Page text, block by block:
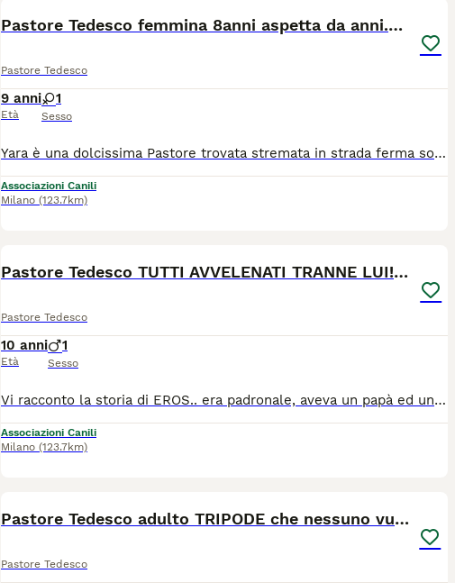
Pastore Tedesco femmina 8anni aspetta da anni.NAPO
Pastore Tedesco
9 anni
Età
1
Sesso
Yara è una dolcissima Pastore trovata stremata in strada ferma sotto il sole...qualcuno avrà aperto la portiera e l ha scaraventato giù dall auto..come spesso accade e ci capita di assistere. L abbiamo recuperata e rimessa in forza, vaccinata e sterilizzata. Ora Yara è tristemente ospite in un box ..mica potevamo rimetterla in strada a rischio di investimento e maltrattamento.. Vorremmo per lei che è molto dolce,buona con tutti, ubbidiente e sana una buona famiglia per la vita..se lo merita..non facciamola vivere ed invecchiare senza conoscere l affetto di un padrone. Si trova a Napoli ed arriva in tutto il centro nord in staffetta previo iter di preaffido. Ida ******
Associazioni Canili
Milano (123.7km)
Pastore Tedesco TUTTI AVVELENATI TRANNE LUI!SICILI
Pastore Tedesco
10 anni
Età
1
Sesso
Vi racconto la storia di EROS.. era padronale, aveva un papà ed una mamma che lo adoravano e viziavano...viveva in una bella villa con altri 8 fra sorelle e fratelli pelosi..insomma fino a 4anni fa la sua vita era perfetta. Ma un giorno un pezzo di m...in assenza dei proprietari ha avvelenato tutti i cani..EROS L.UNICO SOPRAVVISSUTO!! Ma la sfortuna non finisce qui..il suo papà dopo pochi mesi è morto e la sua mamma non è stata bene ma si era preoccupata di trovargli adozione ma dopo qualche giorno è scappato..percorre tanti kilometri e dopo 12 giorni viene ritrovato all interno della sua casa( incredibile vero?). Vengo contattata ed Eros va in un rifugio dove si cerca di non fargli mancare nulla ma gli anni passano ed ora ha 8anni ed io vi chiedo col cuore in mano di aiutarlo a non finire la sua vita in un rifugio. Eros si trova a Palermo ma arriva in tutto il centro nord . Se avete un posto nella vostra casa x lui contattatemi 328 2606582
Associazioni Canili
Milano (123.7km)
Pastore Tedesco adulto TRIPODE che nessuno vuole
Pastore Tedesco